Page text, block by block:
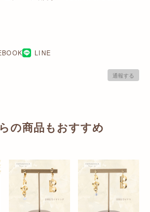
LINE
通報する
の商品もおすすめ